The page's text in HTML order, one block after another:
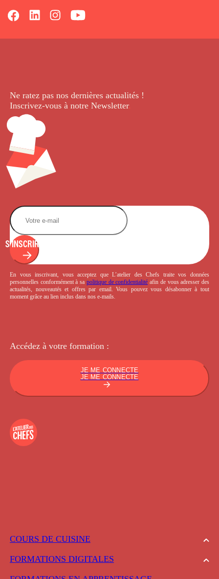
COURS DE CUISINE
FORMATIONS DIGITALES
Ne ratez pas nos dernières actualités !
Inscrivez-vous à notre Newsletter.
S'INSCRIRE
En vous inscrivant, vous acceptez que L’atelier des Chefs traite vos données
personnelles conformément à sa politique de confidentialité afin de vous adresser des
actualités, nouveautés et offres par email. Vous pouvez vous désabonner à tout
moment grâce au lien inclus dans nos e-mails.
Accédez à votre formation :
JE ME CONNECTE
JE ME CONNECTE